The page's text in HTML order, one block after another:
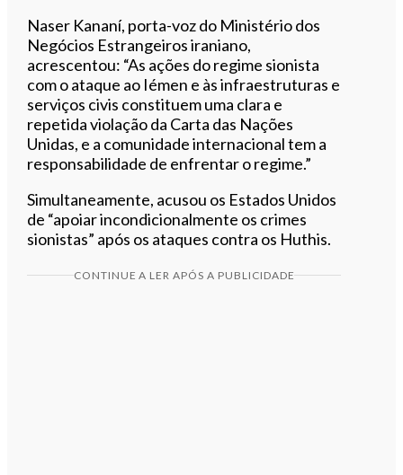
Naser Kananí, porta-voz do Ministério dos
Negócios Estrangeiros iraniano,
acrescentou: “As ações do regime sionista
com o ataque ao Iémen e às infraestruturas e
serviços civis constituem uma clara e
repetida violação da Carta das Nações
Unidas, e a comunidade internacional tem a
responsabilidade de enfrentar o regime.”
Simultaneamente, acusou os Estados Unidos
de “apoiar incondicionalmente os crimes
sionistas” após os ataques contra os Huthis.
CONTINUE A LER APÓS A PUBLICIDADE